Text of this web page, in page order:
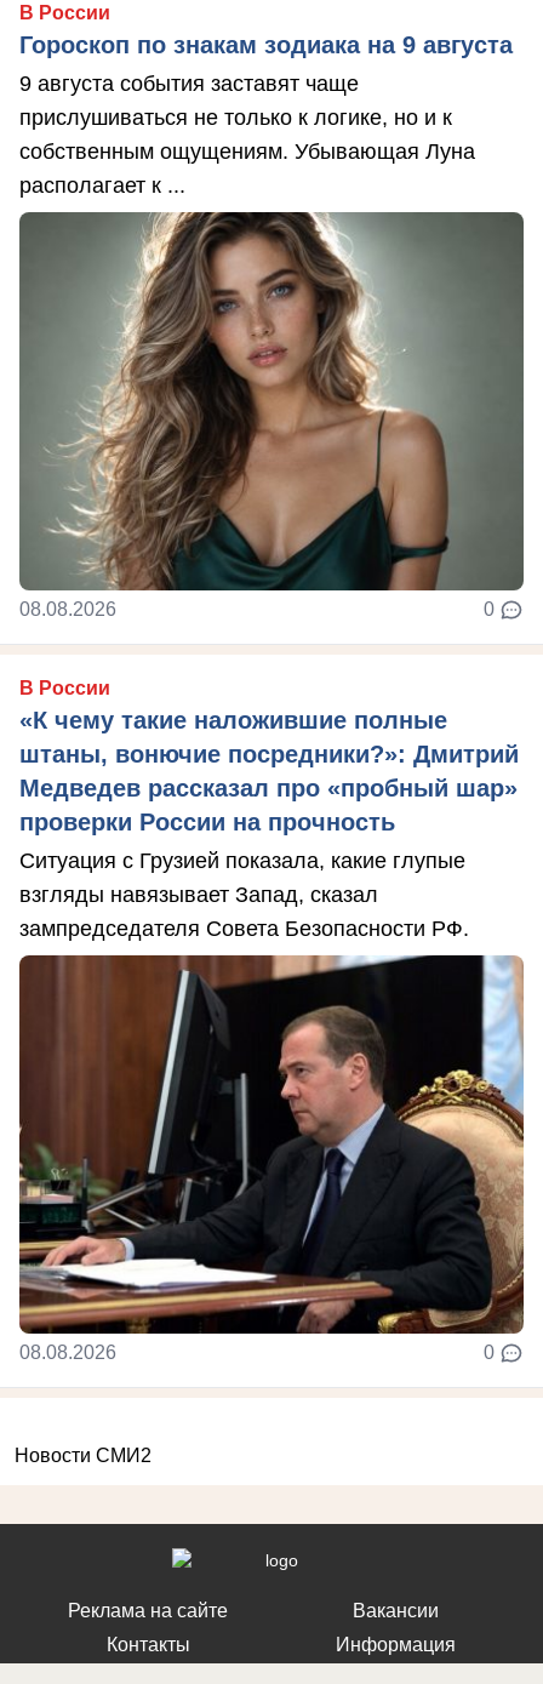
В России
Гороскоп по знакам зодиака на 9 августа
9 августа события заставят чаще
прислушиваться не только к логике, но и к
собственным ощущениям. Убывающая Луна
располагает к ...
08.08.2026 0
В России
«К чему такие наложившие полные
штаны, вонючие посредники?»: Дмитрий
Медведев рассказал про «пробный шар»
проверки России на прочность
Ситуация с Грузией показала, какие глупые
взгляды навязывает Запад, сказал
зампредседателя Совета Безопасности РФ.
08.08.2026 0
Новости СМИ2
Реклама на сайте
Контакты
Вакансии
Информация